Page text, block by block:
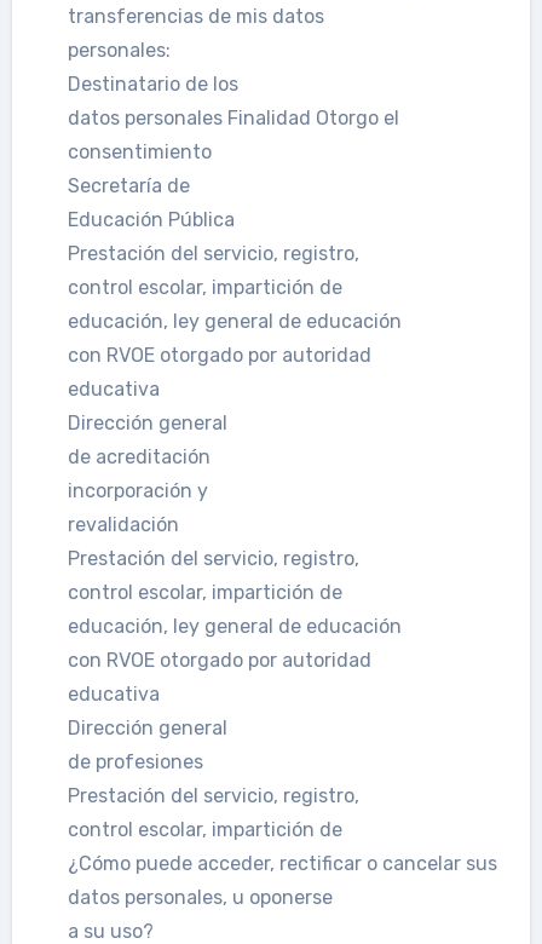
transferencias de mis datos
personales:
Destinatario de los
datos personales Finalidad Otorgo el
consentimiento
Secretaría de
Educación Pública
Prestación del servicio, registro,
control escolar, impartición de
educación, ley general de educación
con RVOE otorgado por autoridad
educativa
Dirección general
de acreditación
incorporación y
revalidación
Prestación del servicio, registro,
control escolar, impartición de
educación, ley general de educación
con RVOE otorgado por autoridad
educativa
Dirección general
de profesiones
Prestación del servicio, registro,
control escolar, impartición de
¿Cómo puede acceder, rectificar o cancelar sus
datos personales, u oponerse
a su uso?